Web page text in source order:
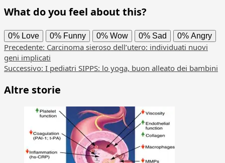
What do you feel about this?
0% Love 0% Funny 0% Wow 0% Sad 0% Angry
Navigazione
articolo
Precedente: Carcinoma sieroso dell’utero: individuati nuovi
geni implicati
Successivo: I pediatri SIPPS: lo yoga, buon alleato dei bambini
Altre storie